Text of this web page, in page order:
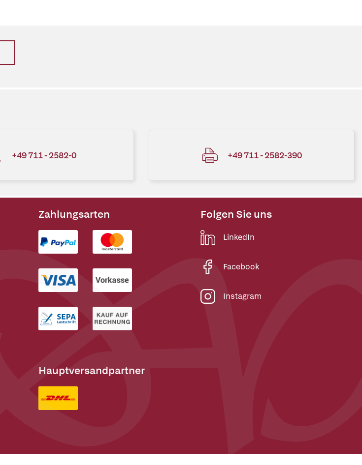
+49 711 - 2582-0 +49 711 - 2582-390
Zahlungsarten
Hauptversandpartner
Folgen Sie uns
LinkedIn
Facebook
Instagram